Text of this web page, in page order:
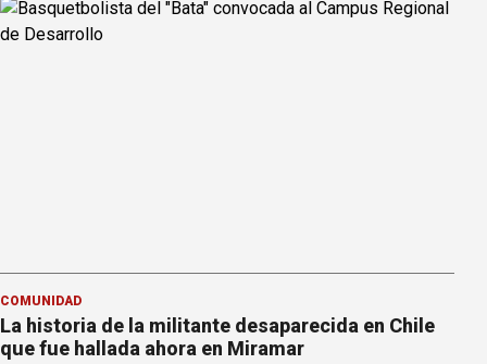
COMUNIDAD
La historia de la militante desaparecida en Chile
que fue hallada ahora en Miramar